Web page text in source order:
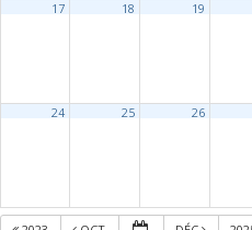
17 18 19
24 25 26